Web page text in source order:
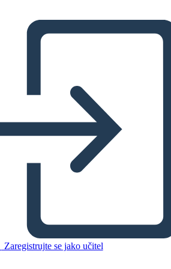
Zaregistrujte se jako učitel